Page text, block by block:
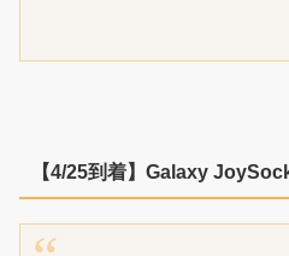
【4/25到着】Galaxy